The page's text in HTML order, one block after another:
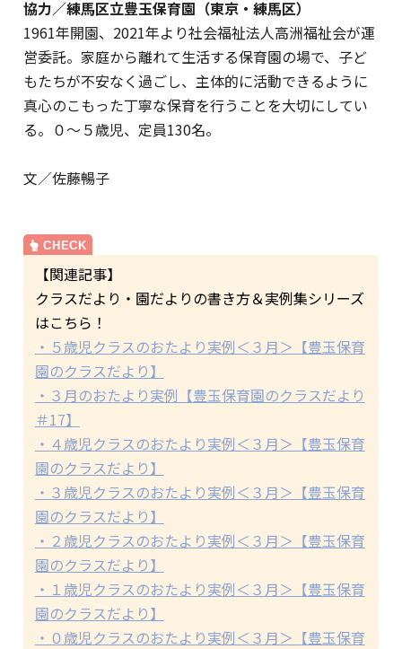
協力／練馬区立豊玉保育園（東京・練馬区）
1961年開園、2021年より社会福祉法人高洲福祉会が運
営委託。家庭から離れて生活する保育園の場で、子ど
もたちが不安なく過ごし、主体的に活動できるように
真心のこもった丁寧な保育を行うことを大切にしてい
る。０～５歳児、定員130名。
文／佐藤暢子
【関連記事】
クラスだより・園だよりの書き方＆実例集シリーズ
はこちら！
・５歳児クラスのおたより実例＜３月＞【豊玉保育
園のクラスだより】
・３月のおたより実例【豊玉保育園のクラスだより
＃17】
・４歳児クラスのおたより実例＜３月＞【豊玉保育
園のクラスだより】
・３歳児クラスのおたより実例＜３月＞【豊玉保育
園のクラスだより】
・２歳児クラスのおたより実例＜３月＞【豊玉保育
園のクラスだより】
・１歳児クラスのおたより実例＜３月＞【豊玉保育
園のクラスだより】
・０歳児クラスのおたより実例＜３月＞【豊玉保育